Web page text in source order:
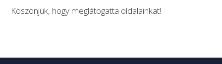
Köszönjük, hogy meglátogatta oldalainkat!